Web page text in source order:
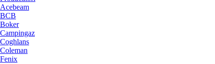
Acebeam
BCB
Boker
Campingaz
Coghlans
Coleman
Fenix